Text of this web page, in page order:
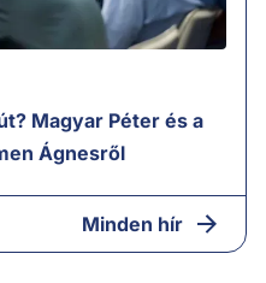
Magyar Péter és a
Ágnesről
Minden hír